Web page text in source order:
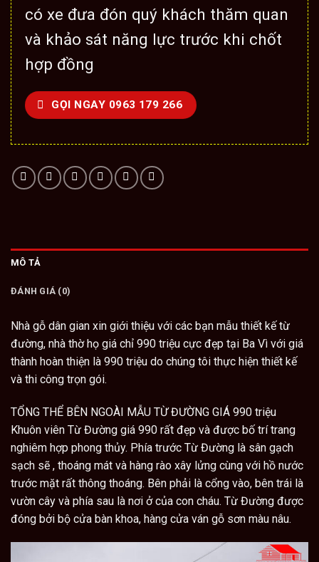
có xe đưa đón quý khách thăm quan
và khảo sát năng lực trước khi chốt
hợp đồng
GỌI NGAY 0963 179 266
MÔ TẢ
ĐÁNH GIÁ (0)
Nhà gỗ dân gian xin giới thiệu với các bạn mẫu thiết kế từ
đường, nhà thờ họ giá chỉ 990 triệu cực đẹp tại Ba Vì với giá
thành hoàn thiện là 990 triệu do chúng tôi thực hiện thiết kế
và thi công trọn gói.
TỔNG THỂ BÊN NGOÀI MẪU TỪ ĐƯỜNG GIÁ 990 triệu
Khuôn viên Từ Đường giá 990 rất đẹp và được bố trí trang
nghiêm hợp phong thủy. Phía trước Từ Đường là sân gạch
sạch sẽ , thoáng mát và hàng rào xây lửng cùng với hồ nước
trước mặt rất thông thoáng. Bên phải là cổng vào, bên trái là
vườn cây và phía sau là nơi ở của con cháu. Từ Đường được
đóng bởi bộ cửa bàn khoa, hàng cửa ván gỗ sơn màu nâu.